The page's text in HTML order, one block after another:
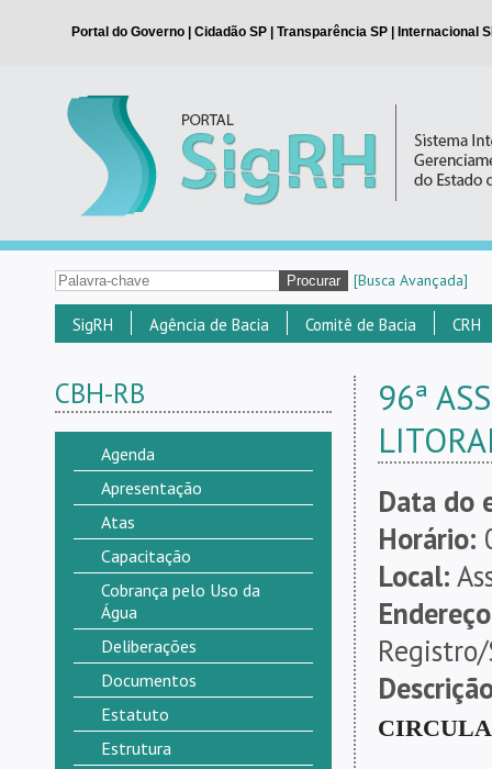
[Busca Avançada]
SigRH Agência de Bacia Comitê de Bacia CRH
CBH-RB
Agenda
Apresentação
Atas
Capacitação
Cobrança pelo Uso da
Água
Deliberações
Documentos
Estatuto
Estrutura
96ª
Data do
Horário:
Local:
Registro/